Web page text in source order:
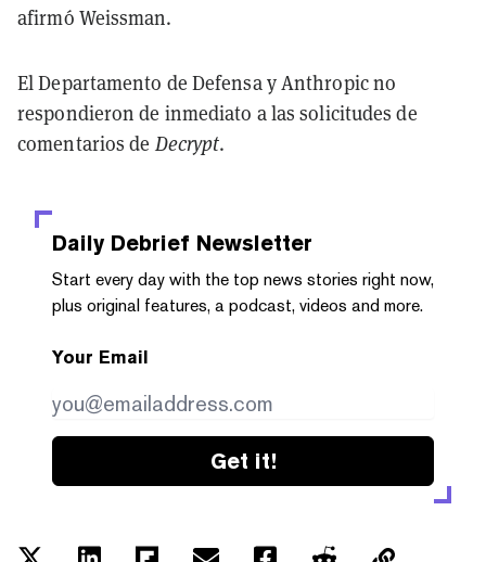
afirmó Weissman.
El Departamento de Defensa y Anthropic no
respondieron de inmediato a las solicitudes de
comentarios de Decrypt.
Daily Debrief Newsletter
Start every day with the top news stories right now,
plus original features, a podcast, videos and more.
Your Email
Get it!